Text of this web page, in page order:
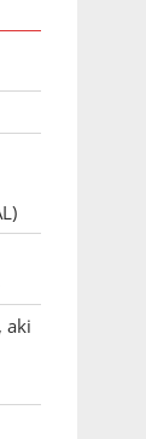
aki